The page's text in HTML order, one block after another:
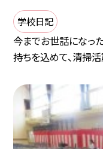
学校日記
今までお世話になっ
持ちを込めて、清掃